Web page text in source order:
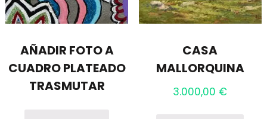
AÑADIR FOTO A
CUADRO PLATEADO
TRASMUTAR
CASA
MALLORQUINA
3.000,00 €